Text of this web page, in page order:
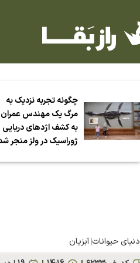
چگونه تجربه نزدیک به
مرگ یک مهندس عمران
به کشف اژد‌های دریایی
ژوراسیک در ولز منجر
دنیای حیوانات آبزیان